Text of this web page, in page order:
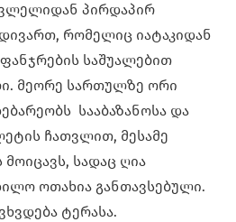
პირდაპირ
რომელიც იატაკიდან
საშუალებით
მეორე სართულზე ორი
სააბაზანოსა და
ჩათვლით, მესამე
სადაც ღია
ოთახია განთავსებული.
ტერასა.